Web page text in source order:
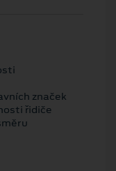
značek
řidiče